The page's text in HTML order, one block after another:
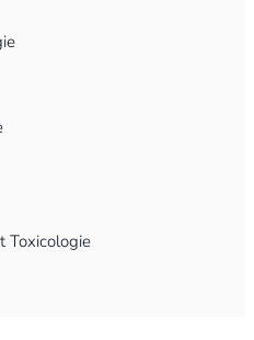
Toxicologie